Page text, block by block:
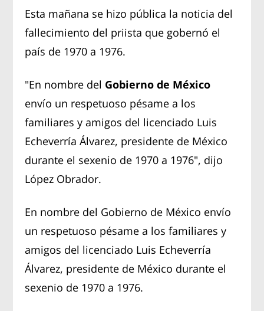
Esta mañana se hizo pública la noticia del
fallecimiento del priista que gobernó el
país de 1970 a 1976.
"En nombre del Gobierno de México
envío un respetuoso pésame a los
familiares y amigos del licenciado Luis
Echeverría Álvarez, presidente de México
durante el sexenio de 1970 a 1976", dijo
López Obrador.
En nombre del Gobierno de México envío
un respetuoso pésame a los familiares y
amigos del licenciado Luis Echeverría
Álvarez, presidente de México durante el
sexenio de 1970 a 1976.